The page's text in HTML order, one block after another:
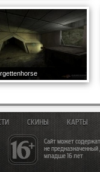
Сайт может
не
младше 16 лет
СКИНЫ КАРТЫ